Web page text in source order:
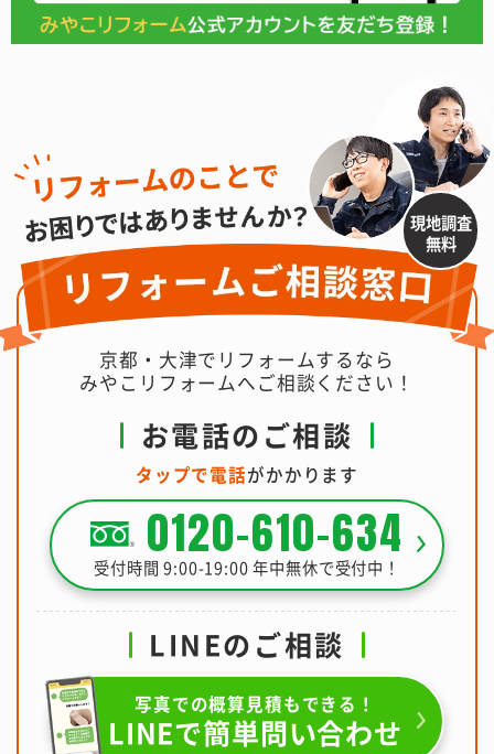
現地調査
無料
京都・大津でリフォームするなら
みやこリフォームへご相談ください！
お電話のご相談
タップで電話がかかります
0120-610-634
受付時間 9:00-19:00 年中無休で受付中！
LINEのご相談
写真での概算見積もできる！
LINEで簡単問い合わせ